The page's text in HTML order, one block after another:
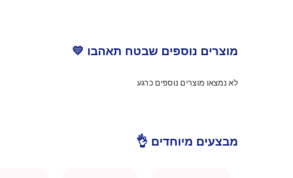
מוצרים נוספים שבטח תאהבו 💛
לא נמצאו מוצרים נוספים כרגע
מבצעים מיוחדים 👌